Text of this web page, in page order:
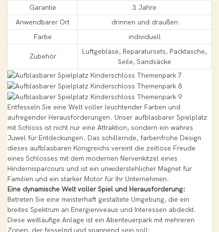
Garantie
3 Jahre
Anwendbarer Ort
drinnen und draußen
Farbe
individuell
Zubehör
Luftgebläse, Reparatursets, Packtasche,
Seile, Sandsäcke
Entfesseln Sie eine Welt voller leuchtender Farben und
aufregender Herausforderungen. Unser aufblasbarer Spielplatz
mit Schloss ist nicht nur eine Attraktion, sondern ein wahres
Juwel für Entdeckungen. Das schillernde, farbenfrohe Design
dieses aufblasbaren Königreichs vereint die zeitlose Freude
eines Schlosses mit dem modernen Nervenkitzel eines
Hindernisparcours und ist ein unwiderstehlicher Magnet für
Familien und ein starker Motor für Ihr Unternehmen.
Eine dynamische Welt voller Spiel und Herausforderung:
Betreten Sie eine meisterhaft gestaltete Umgebung, die ein
breites Spektrum an Energieniveaus und Interessen abdeckt.
Diese weitläufige Anlage ist ein Abenteuerpark mit mehreren
Zonen, der fesselnd und spannend sein soll: